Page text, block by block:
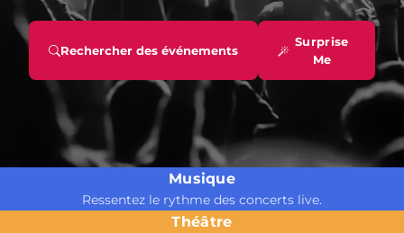
Rechercher des événements
Surprise
Me
Musique
Ressentez le rythme des concerts live.
Théâtre